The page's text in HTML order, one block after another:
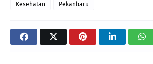
Kesehatan Pekanbaru